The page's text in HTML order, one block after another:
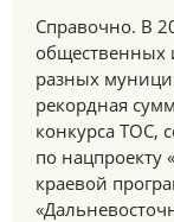
Справочно. В
общественных
разных
рекордная
конкурса ТОС,
по нацпроекту
краевой